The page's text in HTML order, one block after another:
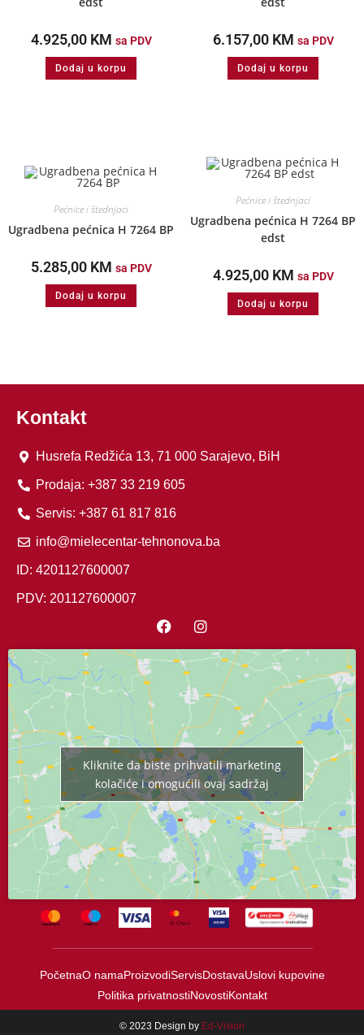
4.925,00 KM sa PDV
Dodaj u korpu
6.157,00 KM sa PDV
Dodaj u korpu
Pećnice i štednjaci
Ugradbena pećnica H 7264 BP
5.285,00 KM sa PDV
Dodaj u korpu
Pećnice i štednjaci
Ugradbena pećnica H 7264 BP
edst
4.925,00 KM sa PDV
Dodaj u korpu
Kliknite da biste prihvatili marketing
kolačiće i omogućili ovaj sadržaj
Kontakt
Husrefa Redžića 13, 71 000 Sarajevo, BiH
Prodaja: +387 33 219 605
Servis: +387 61 817 816
info@mielecentar-tehnonova.ba
ID: 4201127600007
PDV: 201127600007
PočetnaO namaProizvodiServisDostavaUslovi kupovine
Politika privatnostiNovostiKontakt
© 2023 Design by Ed-Vision